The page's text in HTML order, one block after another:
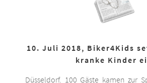
10. Juli 2018, Biker4Kids
kranke Kinder
Düsseldorf. 100 Gäste kamen zur